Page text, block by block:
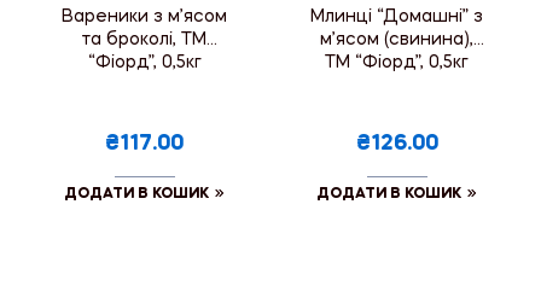
Вареники з м’ясом
та броколі, ТМ
“Фіорд”, 0,5кг
₴117.00
ДОДАТИ В КОШИК
Млинці “Домашні” з
м’ясом (свинина),
ТМ “Фіорд”, 0,5кг
₴126.00
ДОДАТИ В КОШИК